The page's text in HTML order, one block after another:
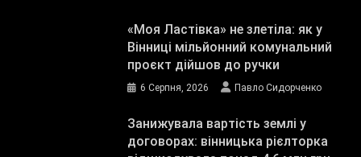
«Моя Ластівка» не злетіла: як у
Вінниці мільйонний комунальний
проєкт дійшов до ручки
6 Серпня, 2026 Павло Сидорченко
Занижувала вартість землі у
договорах: вінницька рієлторка